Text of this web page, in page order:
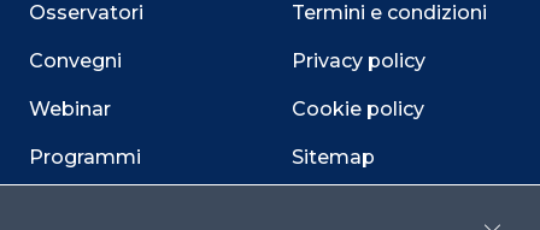
Osservatori
Convegni
Webinar
Programmi
Termini e condizioni
Privacy policy
Cookie policy
Sitemap